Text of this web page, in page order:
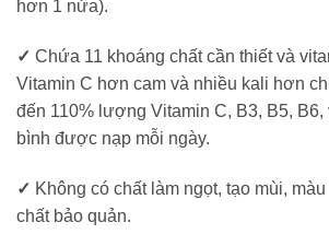
hơn 1 nửa).
✓ Chứa 11 khoáng chất cần thiết và
Vitamin C hơn cam và nhiều kali hơn
đến 110% lượng Vitamin C, B3, B5, B6,
bình được nạp mỗi ngày.
✓ Không có chất làm ngọt, tạo mùi,
chất bảo quản.